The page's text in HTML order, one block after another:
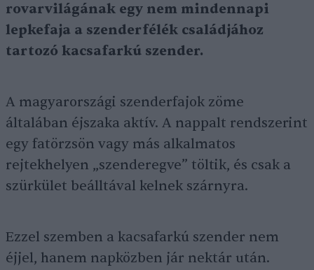
rovarvilágának egy nem mindennapi
lepkefaja a szenderfélék családjához
tartozó kacsafarkú szender.
A magyarországi szenderfajok zöme
általában éjszaka aktív. A nappalt rendszerint
egy fatörzsön vagy más alkalmatos
rejtekhelyen „szenderegve” töltik, és csak a
szürkület beálltával kelnek szárnyra.
Ezzel szemben a kacsafarkú szender nem
éjjel, hanem napközben jár nektár után.